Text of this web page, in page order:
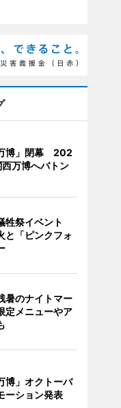
万博」閉幕 202
万博へバトン
牲祭イベント
と「ピンクフォ
暑のナイトマー
メニューやア
博」オクトーバ
ーション発表